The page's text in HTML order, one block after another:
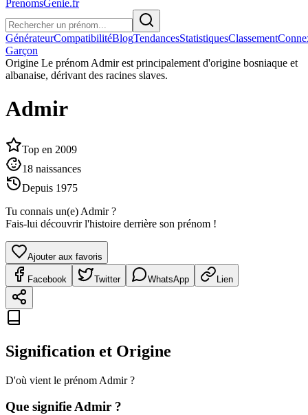
PrenomsGenie.fr
GénérateurCompatibilitéBlogTendancesStatistiquesClassement
Garçon
Origine Le prénom Admir est principalement d'origine bosniaque et
albanaise, dérivant des racines slaves.
Admir
Top en 2009
18 naissances
Depuis 1975
Tu connais un(e) Admir?
Fais-lui découvrir l'histoire derrière son prénom !
Ajouter aux favoris
Facebook Twitter WhatsApp Lien
Signification et Origine
D'où vient le prénom Admir?
Que signifieAdmir ?